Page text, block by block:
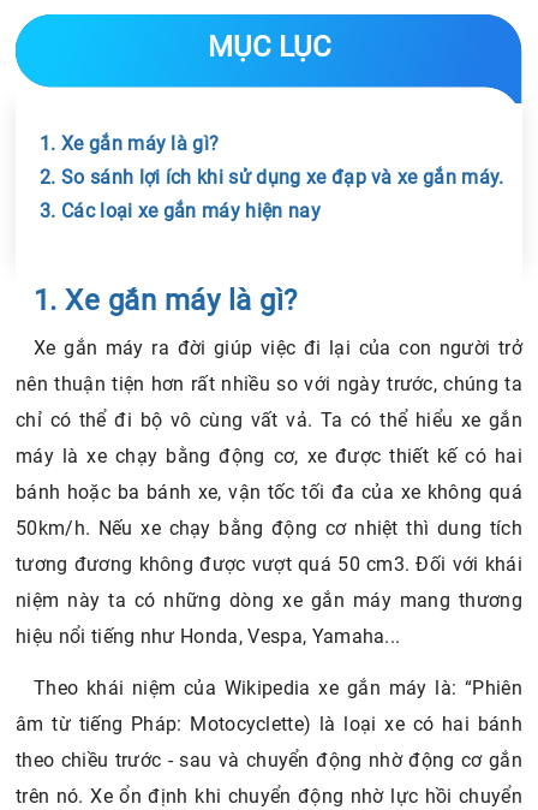
MỤC LỤC
1. Xe gắn máy là gì?
2. So sánh lợi ích khi sử dụng xe đạp và xe gắn máy.
3. Các loại xe gắn máy hiện nay
Chia sẻ tin với bạn bè
1. Xe gắn máy là gì?
Xe gắn máy ra đời giúp việc đi lại của con người trở
nên thuận tiện hơn rất nhiều so với ngày trước, chúng ta
chỉ có thể đi bộ vô cùng vất vả. Ta có thể hiểu xe gắn
máy là xe chạy bằng động cơ, xe được thiết kế có hai
bánh hoặc ba bánh xe, vận tốc tối đa của xe không quá
50km/h. Nếu xe chạy bằng động cơ nhiệt thì dung tích
tương đương không được vượt quá 50 cm3. Đối với khái
niệm này ta có những dòng xe gắn máy mang thương
hiệu nổi tiếng như Honda, Vespa, Yamaha...
Theo khái niệm của Wikipedia xe gắn máy là: “Phiên
âm từ tiếng Pháp: Motocyclette) là loại xe có hai bánh
theo chiều trước - sau và chuyển động nhờ động cơ gắn
trên nó. Xe ổn định khi chuyển động nhờ lực hồi chuyển